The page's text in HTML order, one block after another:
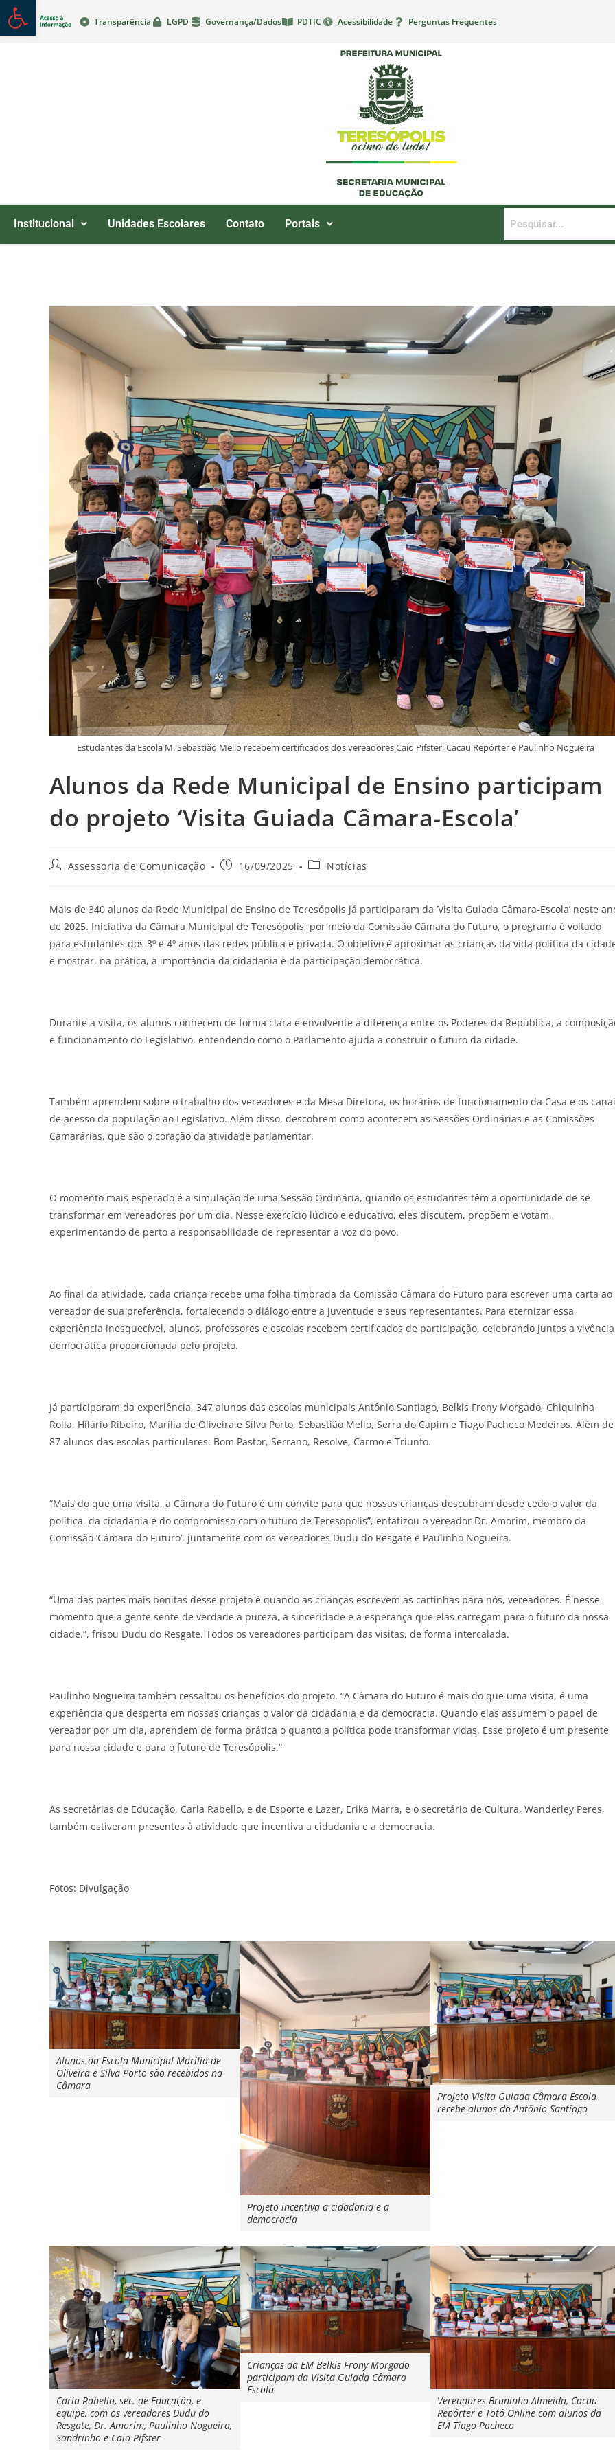
Transparência LGPD Governança/Dados PDTIC Acessibilidade Perguntas Frequentes
Institucional Unidades Escolares Contato Portais
Estudantes da Escola M. Sebastião Mello recebem certificados dos vereadores Caio Pifster, Cacau Repórter e Paulinho Nogueira
Alunos da Rede Municipal de Ensino participam
do projeto ‘Visita Guiada Câmara-Escola’
Assessoria de Comunicação 16/09/2025 Notícias
Mais de 340 alunos da Rede Municipal de Ensino de Teresópolis já participaram da ’Visita Guiada Câmara-Escola’ neste
de 2025. Iniciativa da Câmara Municipal de Teresópolis, por meio da Comissão Câmara do Futuro, o programa é voltado
para estudantes dos 3º e 4º anos das redes pública e privada. O objetivo é aproximar as crianças da vida política da
e mostrar, na prática, a importância da cidadania e da participação democrática.
Durante a visita, os alunos conhecem de forma clara e envolvente a diferença entre os Poderes da República, a
e funcionamento do Legislativo, entendendo como o Parlamento ajuda a construir o futuro da cidade.
Também aprendem sobre o trabalho dos vereadores e da Mesa Diretora, os horários de funcionamento da Casa e os
de acesso da população ao Legislativo. Além disso, descobrem como acontecem as Sessões Ordinárias e as Comissões
Camarárias, que são o coração da atividade parlamentar.
O momento mais esperado é a simulação de uma Sessão Ordinária, quando os estudantes têm a oportunidade de se
transformar em vereadores por um dia. Nesse exercício lúdico e educativo, eles discutem, propõem e votam,
experimentando de perto a responsabilidade de representar a voz do povo.
Ao final da atividade, cada criança recebe uma folha timbrada da Comissão Câmara do Futuro para escrever uma carta ao
vereador de sua preferência, fortalecendo o diálogo entre a juventude e seus representantes. Para eternizar essa
experiência inesquecível, alunos, professores e escolas recebem certificados de participação, celebrando juntos a vivência
democrática proporcionada pelo projeto.
Já participaram da experiência, 347 alunos das escolas municipais Antônio Santiago, Belkis Frony Morgado, Chiquinha
Rolla, Hilário Ribeiro, Marília de Oliveira e Silva Porto, Sebastião Mello, Serra do Capim e Tiago Pacheco Medeiros. Além de
87 alunos das escolas particulares: Bom Pastor, Serrano, Resolve, Carmo e Triunfo.
“Mais do que uma visita, a Câmara do Futuro é um convite para que nossas crianças descubram desde cedo o valor da
política, da cidadania e do compromisso com o futuro de Teresópolis”, enfatizou o vereador Dr. Amorim, membro da
Comissão ‘Câmara do Futuro’, juntamente com os vereadores Dudu do Resgate e Paulinho Nogueira.
“Uma das partes mais bonitas desse projeto é quando as crianças escrevem as cartinhas para nós, vereadores. É nesse
momento que a gente sente de verdade a pureza, a sinceridade e a esperança que elas carregam para o futuro da nossa
cidade.”, frisou Dudu do Resgate. Todos os vereadores participam das visitas, de forma intercalada.
Paulinho Nogueira também ressaltou os benefícios do projeto. “A Câmara do Futuro é mais do que uma visita, é uma
experiência que desperta em nossas crianças o valor da cidadania e da democracia. Quando elas assumem o papel de
vereador por um dia, aprendem de forma prática o quanto a política pode transformar vidas. Esse projeto é um presente
para nossa cidade e para o futuro de Teresópolis.”
As secretárias de Educação, Carla Rabello, e de Esporte e Lazer, Erika Marra, e o secretário de Cultura, Wanderley Peres,
também estiveram presentes à atividade que incentiva a cidadania e a democracia.
Fotos: Divulgação
Alunos da Escola Municipal Marília de
Oliveira e Silva Porto são recebidos na
Câmara
Projeto incentiva a cidadania e a
democracia
Projeto Visita Guiada Câmara Escola
recebe alunos do Antônio Santiago
Carla Rabello, sec. de Educação, e
equipe, com os vereadores Dudu do
Resgate, Dr. Amorim, Paulinho Nogueira,
Sandrinho e Caio Pifster
Crianças da EM Belkis Frony Morgado
participam da Visita Guiada Câmara
Escola
Vereadores Bruninho Almeida, Cacau
Repórter e Totó Online com alunos da
EM Tiago Pacheco